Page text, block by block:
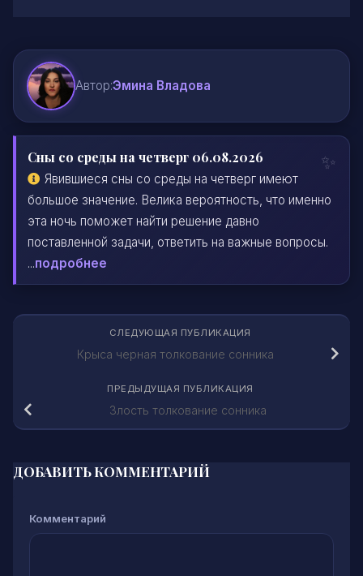
Автор:Эмина Владова
Сны со среды на четверг 06.08.2026
Явившиеся сны со среды на четверг имеют
большое значение. Велика вероятность, что именно
эта ночь поможет найти решение давно
поставленной задачи, ответить на важные вопросы.
...подробнее
СЛЕДУЮЩАЯ ПУБЛИКАЦИЯ
Крыса черная толкование сонника
ПРЕДЫДУЩАЯ ПУБЛИКАЦИЯ
Злость толкование сонника
ДОБАВИТЬ КОММЕНТАРИЙ
Комментарий